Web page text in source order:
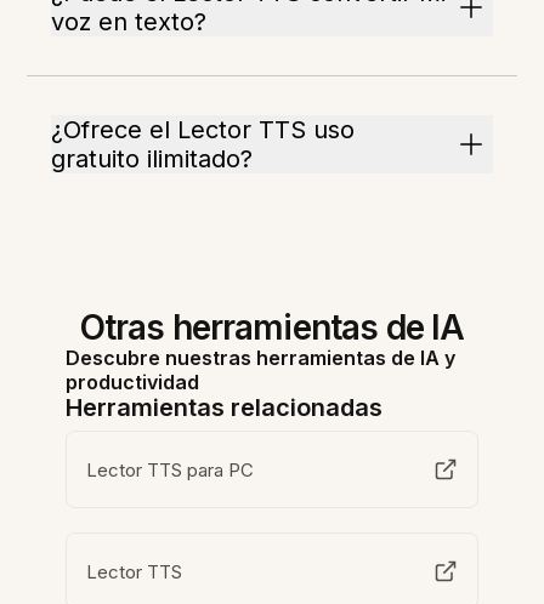
voz en texto?
¿Ofrece el Lector TTS uso
gratuito ilimitado?
Otras herramientas de IA
Descubre nuestras herramientas de IA y
productividad
Herramientas relacionadas
Lector TTS para PC
Lector TTS